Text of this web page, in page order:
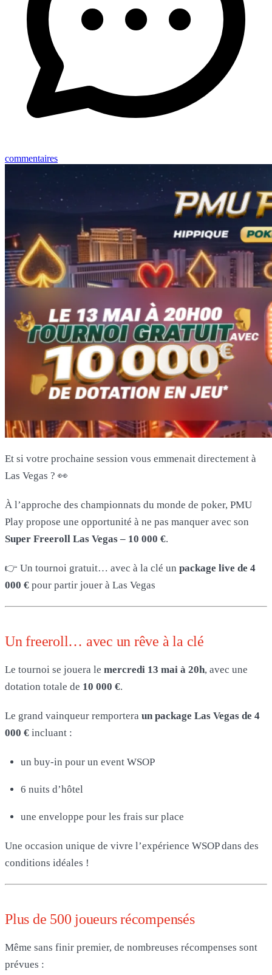
commentaires
Et si votre prochaine session vous emmenait directement à
Las Vegas ? 👀
À l’approche des championnats du monde de poker, PMU
Play propose une opportunité à ne pas manquer avec son
Super Freeroll Las Vegas – 10 000 €.
👉 Un tournoi gratuit… avec à la clé un package live de 4
000 € pour partir jouer à Las Vegas
Un freeroll… avec un rêve à la clé
Le tournoi se jouera le mercredi 13 mai à 20h, avec une
dotation totale de 10 000 €.
Le grand vainqueur remportera un package Las Vegas de 4
000 € incluant :
un buy-in pour un event WSOP
6 nuits d’hôtel
une enveloppe pour les frais sur place
Une occasion unique de vivre l’expérience WSOP dans des
conditions idéales !
Plus de 500 joueurs récompensés
Même sans finir premier, de nombreuses récompenses sont
prévues :